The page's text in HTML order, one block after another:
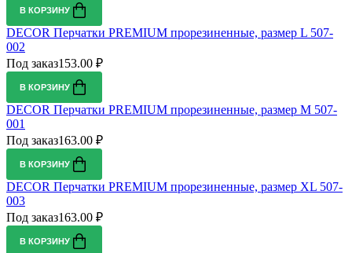
В КОРЗИНУ
DECOR Перчатки PREMIUM прорезиненные, размер L 507-
002
Под заказ153.00 ₽
В КОРЗИНУ
DECOR Перчатки PREMIUM прорезиненные, размер M 507-
001
Под заказ163.00 ₽
В КОРЗИНУ
DECOR Перчатки PREMIUM прорезиненные, размер XL 507-
003
Под заказ163.00 ₽
В КОРЗИНУ